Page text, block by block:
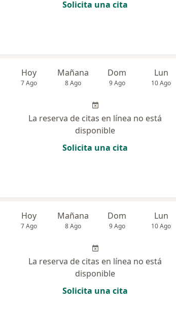
Solicita una cita
Hoy
7 Ago
Mañana
8 Ago
Dom
9 Ago
Lun
10 Ago
La reserva de citas en línea no está
disponible
Solicita una cita
Hoy
7 Ago
Mañana
8 Ago
Dom
9 Ago
Lun
10 Ago
La reserva de citas en línea no está
disponible
Solicita una cita